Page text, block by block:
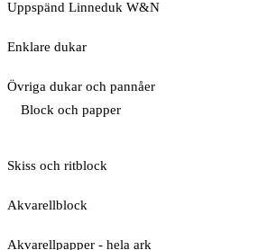
Uppspänd Linneduk W&N
Enklare dukar
Övriga dukar och pannåer
Block och papper
Skiss och ritblock
Akvarellblock
Akvarellpapper - hela ark